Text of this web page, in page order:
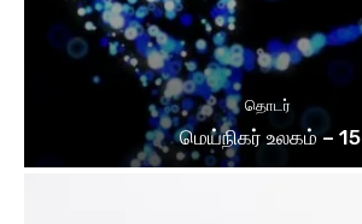
தொடர்
மெய்நிகர் உலகம் – 15